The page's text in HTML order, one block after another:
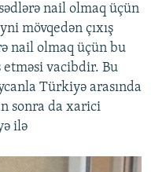
nail olmaq üçün
mövqedən çıxış
nail olmaq üçün bu
etməsi vacibdir. Bu
Türkiyə arasında
sonra da xarici
ilə